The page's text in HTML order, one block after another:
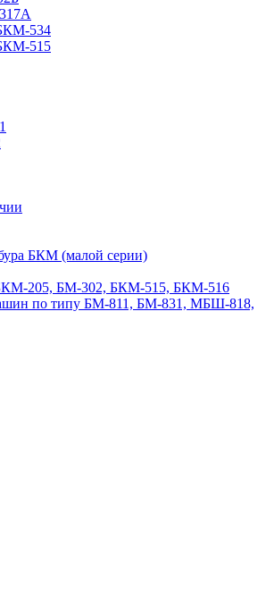
534
515
БКМ (малой серии)
205, БМ-302, БКМ-515, БКМ-516
по типу БМ-811, БМ-831, МБШ-818,